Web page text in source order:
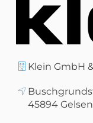
Klein GmbH
45894